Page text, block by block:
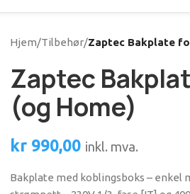
Hjem/Tilbehør/Zaptec Bakplate
Zaptec
(og Home)
kr990,00 inkl. mva.
Bakplate med koblingsboks – enkel